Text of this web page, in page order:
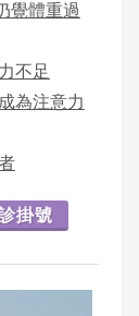
覺體重過
不足
為注意力
掛號